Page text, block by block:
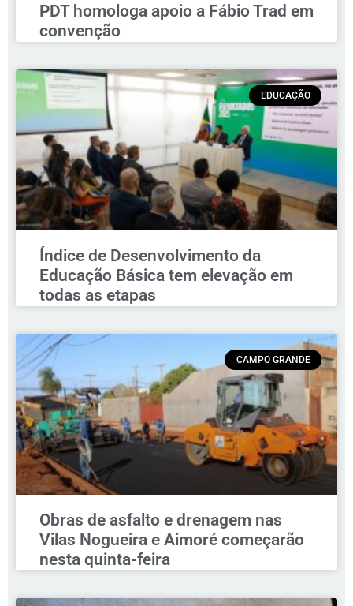
PDT homologa apoio a Fábio Trad em
convenção
EDUCAÇÃO
Índice de Desenvolvimento da
Educação Básica tem elevação em
todas as etapas
CAMPO GRANDE
Obras de asfalto e drenagem nas
Vilas Nogueira e Aimoré começarão
nesta quinta-feira